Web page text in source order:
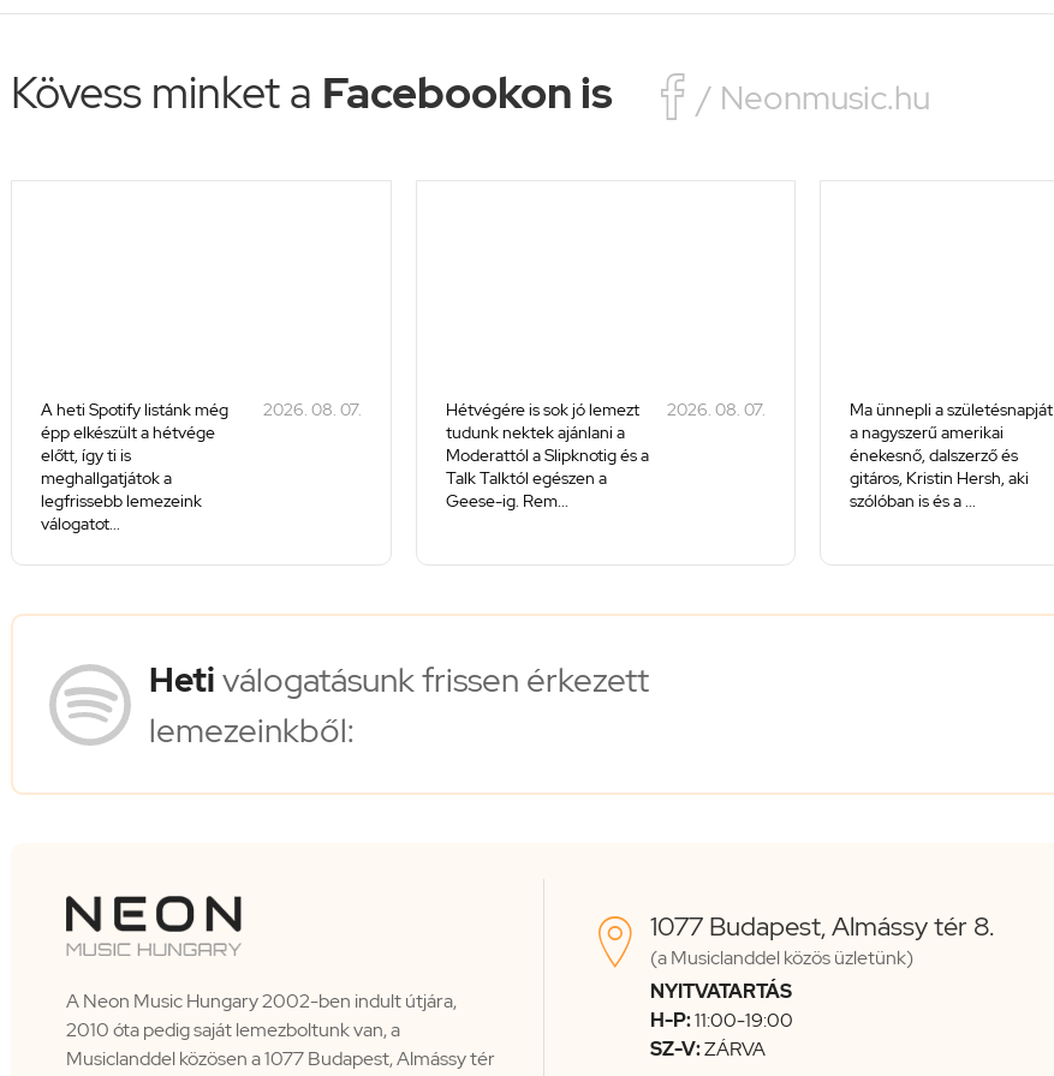
Kövess minket a Facebookon is  / Neonmusic.hu
A heti Spotify listánk még
épp elkészült a hétvége
előtt, így ti is
meghallgatjátok a
legfrissebb lemezeink
válogatot...
2026. 08. 07.
Hétvégére is sok jó lemezt
tudunk nektek ajánlani a
Moderattól a Slipknotig és a
Talk Talktól egészen a
Geese-ig. Rem...
2026. 08. 07.
Ma ünnepli a születésnapját
a nagyszerű amerikai
énekesnő, dalszerző és
gitáros, Kristin Hersh, aki
szólóban is és a ...
Hetiválogatásunk frissen érkezett
lemezeinkből:
A Neon Music Hungary 2002-ben indult útjára,
2010 óta pedig saját lemezboltunk van, a
Musiclanddel közösen a 1077 Budapest, Almássy tér
 1077 Budapest, Almássy tér 8.
(a Musiclanddel közös üzletünk)
NYITVATARTÁS
H-P:11:00-19:00
SZ-V:ZÁRVA